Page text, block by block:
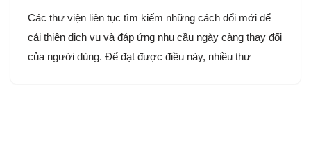
Các thư viện liên tục tìm kiếm những cách đổi mới để
cải thiện dịch vụ và đáp ứng nhu cầu ngày càng thay đổi
của người dùng. Để đạt được điều này, nhiều thư